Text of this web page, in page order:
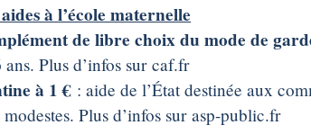
à l’école maternelle
de libre choix du mode de
ans. Plus d’infos sur caf.fr
à 1 € : aide de l’État destinée aux
Plus d’infos sur asp-public.fr